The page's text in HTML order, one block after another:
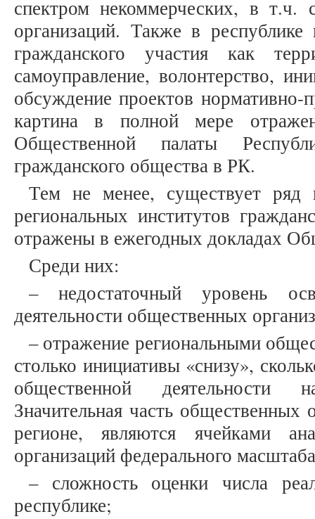
спектром некоммерческих, в т.ч.
организаций. Также в
гражданского участия как
самоуправление, волонтерство,
обсуждение проектов
картина в полной мере
Общественной палаты
гражданского общества в РК.
Тем не менее, существует ряд
региональных институтов
отражены в ежегодных докладах
Среди них:
– недостаточный уровень
деятельности общественных
– отражение региональными
столько инициативы «снизу»,
общественной деятельности
Значительная часть
регионе, являются ячейками
организаций федерального
– сложность оценки числа
республике;